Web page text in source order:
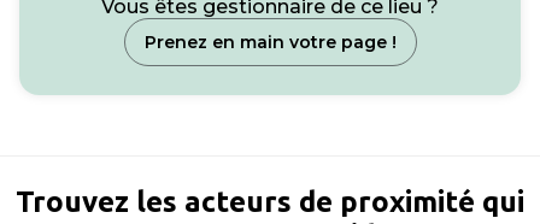
Vous êtes gestionnaire de ce lieu ?
Prenez en main votre page !
Trouvez les acteurs de proximité qui